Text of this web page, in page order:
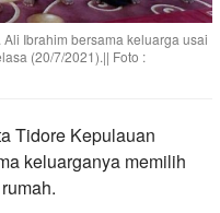
Ibrahim bersama keluarga usai
(20/7/2021).|| Foto :
Tidore Kepulauan
keluarganya memilih